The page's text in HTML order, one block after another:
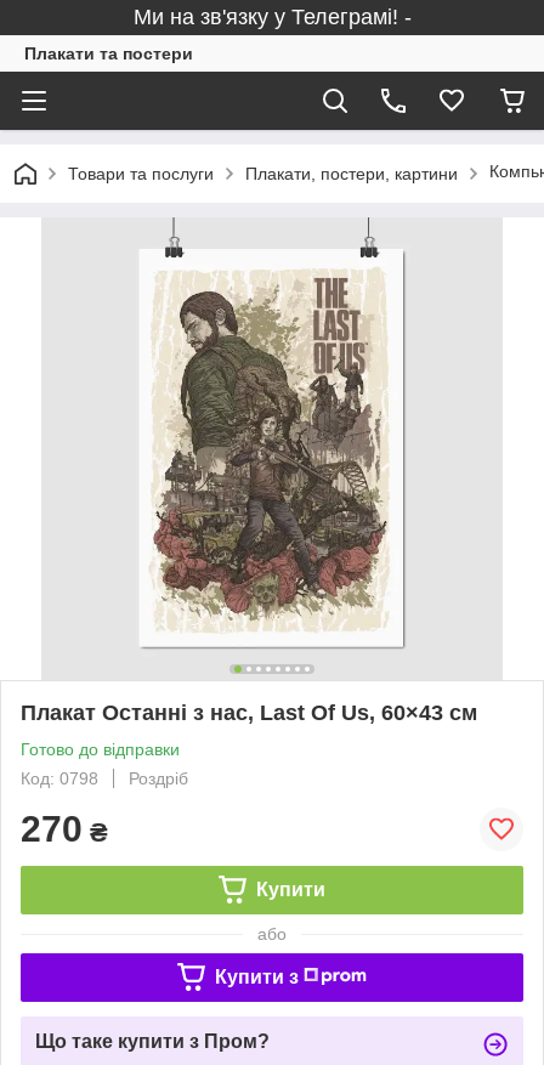
Ми на зв'язку у Телеграмі! -
Плакати та постери
Товари та послуги Плакати, постери, картини
Плакат Останні з нас, Last Of Us, 60×43 см
Готово до відправки
Код: 0798
Роздріб
270 ₴
Купити
або
Купити з
Що таке купити з Пром?